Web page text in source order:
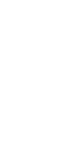
Cloudilla ja